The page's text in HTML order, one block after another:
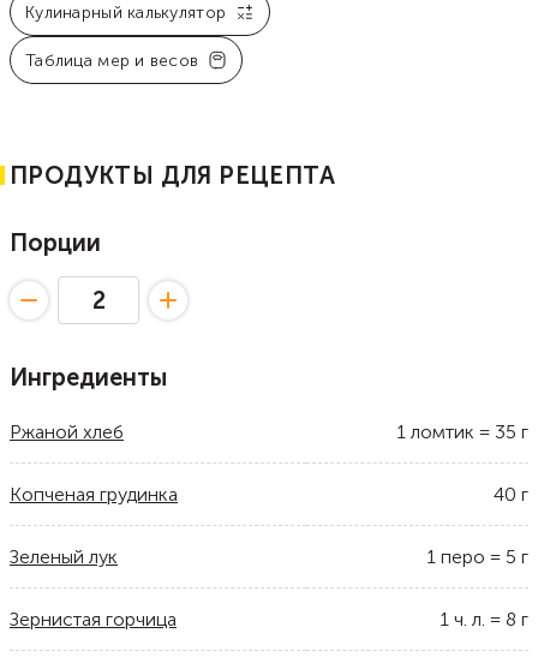
Кулинарный калькулятор
Таблица мер и весов
ПРОДУКТЫ ДЛЯ РЕЦЕПТА
Порции
Ингредиенты
Ржаной хлеб 1 ломтик = 35 г
Копченая грудинка 40 г
Зеленый лук 1 перо = 5 г
Зернистая горчица 1 ч. л. = 8 г